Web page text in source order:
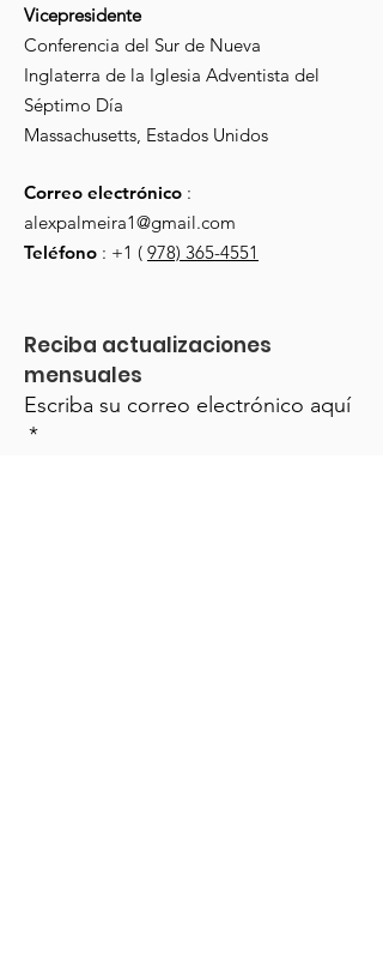
Vicepresidente
Conferencia del Sur de Nueva
Inglaterra de la Iglesia Adventista del
Séptimo Día
Massachusetts, Estados Unidos
Correo electrónico :
alexpalmeira1@gmail.com
Teléfono : +1 ( 978) 365-4551
Reciba actualizaciones
mensuales
Escriba su correo electrónico aquí
*